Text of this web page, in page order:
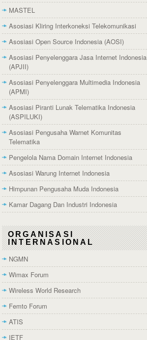
MASTEL
Asosiasi Kliring Interkoneksi Telekomunikasi
Asosiasi Open Source Indonesia (AOSI)
Asosiasi Penyelenggara Jasa Internet Indonesia
(APJII)
Asosiasi Penyelenggara Multimedia Indonesia
(APMI)
Asosiasi Piranti Lunak Telematika Indonesia
(ASPILUKI)
Asosiasi Pengusaha Warnet Komunitas
Telematika
Pengelola Nama Domain Internet Indonesia
Asosiasi Warung Internet Indonesia
Himpunan Pengusaha Muda Indonesia
Kamar Dagang Dan Industri Indonesia
ORGANISASI
INTERNASIONAL
NGMN
Wimax Forum
Wireless World Research
Femto Forum
ATIS
IETF